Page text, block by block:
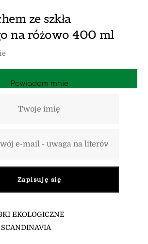
ze szkła
na różowo 400 ml
Powiadom mnie
Zapisuję się
EKOLOGICZNE